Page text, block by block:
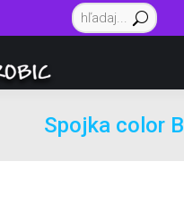
Vyhľadávanie:
Spojka color B